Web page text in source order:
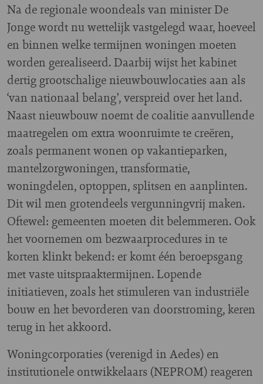
Na de regionale woondeals van minister De
Jonge wordt nu wettelijk vastgelegd waar, hoeveel
en binnen welke termijnen woningen moeten
worden gerealiseerd. Daarbij wijst het kabinet
dertig grootschalige nieuwbouwlocaties aan als
‘van nationaal belang’, verspreid over het land.
Naast nieuwbouw noemt de coalitie aanvullende
maatregelen om extra woonruimte te creëren,
zoals permanent wonen op vakantieparken,
mantelzorgwoningen, transformatie,
woningdelen, optoppen, splitsen en aanplinten.
Dit wil men grotendeels vergunningvrij maken.
Oftewel: gemeenten moeten dit belemmeren. Ook
het voornemen om bezwaarprocedures in te
korten klinkt bekend: er komt één beroepsgang
met vaste uitspraaktermijnen. Lopende
initiatieven, zoals het stimuleren van industriële
bouw en het bevorderen van doorstroming, keren
terug in het akkoord.
Woningcorporaties (verenigd in Aedes) en
institutionele ontwikkelaars (NEPROM) reageren